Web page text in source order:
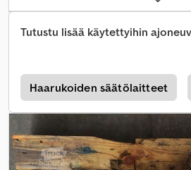
Tutustu lisää käytettyihin
Haarukoiden säätölaitteet